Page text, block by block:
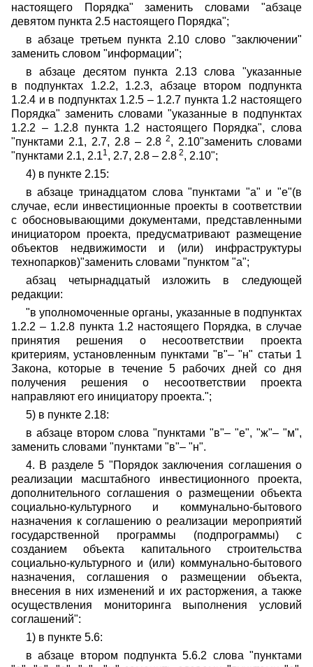
настоящего Порядка" заменить словами "абзаце
девятом пункта 2.5 настоящего Порядка";
в абзаце третьем пункта 2.10 слово "заключении"
заменить словом "информации";
в абзаце десятом пункта 2.13 слова "указанные
в подпунктах 1.2.2, 1.2.3, абзаце втором подпункта
1.2.4 и в подпунктах 1.2.5 – 1.2.7 пункта 1.2 настоящего
Порядка" заменить словами "указанные в подпунктах
1.2.2 – 1.2.8 пункта 1.2 настоящего Порядка", слова
"пунктами 2.1, 2.7, 2.8 – 2.8 2, 2.10"заменить словами
"пунктами 2.1, 2.11, 2.7, 2.8 – 2.8 2, 2.10";
4) в пункте 2.15:
в абзаце тринадцатом слова "пунктами "а" и "е"(в
случае, если инвестиционные проекты в соответствии
с обосновывающими документами, представленными
инициатором проекта, предусматривают размещение
объектов недвижимости и (или) инфраструктуры
технопарков)"заменить словами "пунктом "а";
абзац четырнадцатый изложить в следующей
редакции:
"в уполномоченные органы, указанные в подпунктах
1.2.2 – 1.2.8 пункта 1.2 настоящего Порядка, в случае
принятия решения о несоответствии проекта
критериям, установленным пунктами "в"– "н" статьи 1
Закона, которые в течение 5 рабочих дней со дня
получения решения о несоответствии проекта
направляют его инициатору проекта.";
5) в пункте 2.18:
в абзаце втором слова "пунктами "в"– "е", "ж"– "м",
заменить словами "пунктами "в"– "н".
4. В разделе 5 "Порядок заключения соглашения о
реализации масштабного инвестиционного проекта,
дополнительного соглашения о размещении объекта
социально-культурного и коммунально-бытового
назначения к соглашению о реализации мероприятий
государственной программы (подпрограммы) с
созданием объекта капитального строительства
социально-культурного и (или) коммунально-бытового
назначения, соглашения о размещении объекта,
внесения в них изменений и их расторжения, а также
осуществления мониторинга выполнения условий
соглашений":
1) в пункте 5.6:
в абзаце втором подпункта 5.6.2 слова "пунктами